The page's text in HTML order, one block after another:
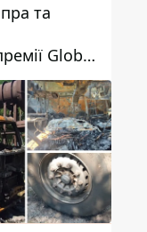
та
Global
2026